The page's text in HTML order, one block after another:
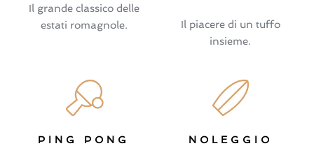
Il grande classico delle
estati romagnole.
Il piacere di un tuffo
insieme.
PING PONG
NOLEGGIO